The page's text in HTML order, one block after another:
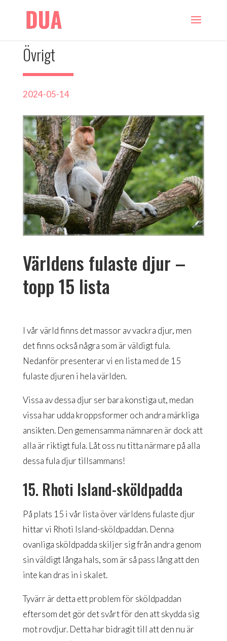
Övrigt
2024-05-14
Världens fulaste djur –
topp 15 lista
I vår värld finns det massor av vackra djur, men
det finns också några som är väldigt fula.
Nedanför presenterar vi en lista med de 15
fulaste djuren i hela världen.
Vissa av dessa djur ser bara konstiga ut, medan
vissa har udda kroppsformer och andra märkliga
ansikten. Den gemensamma nämnaren är dock att
alla är riktigt fula. Låt oss nu titta närmare på alla
dessa fula djur tillsammans!
15. Rhoti Island-sköldpadda
På plats 15 i vår lista över världens fulaste djur
hittar vi Rhoti Island-sköldpaddan. Denna
ovanliga sköldpadda skiljer sig från andra genom
sin väldigt långa hals, som är så pass lång att den
inte kan dras in i skalet.
Tyvärr är detta ett problem för sköldpaddan
eftersom det gör det svårt för den att skydda sig
mot rovdjur. Detta har bidragit till att den nu är